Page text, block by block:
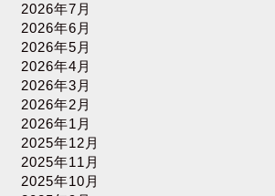
2026年7月
2026年6月
2026年5月
2026年4月
2026年3月
2026年2月
2026年1月
2025年12月
2025年11月
2025年10月